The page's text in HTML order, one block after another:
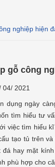
nghiệp hiện
gỗ công
04/ 2021
dụng ngày
tìm hiểu tư
việc tìm hiểu
tạo tủ trên
hay mặt
phù hợp cho